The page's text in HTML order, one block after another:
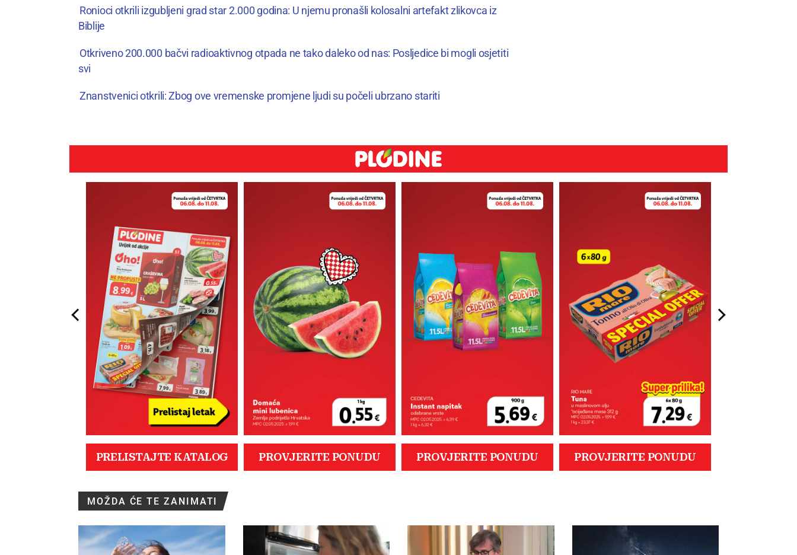
Ronioci otkrili izgubljeni grad star 2.000 godina: U njemu pronašli kolosalni artefakt zlikovca iz
Biblije
Otkriveno 200.000 bačvi radioaktivnog otpada ne tako daleko od nas: Posljedice bi mogli osjetiti
svi
Znanstvenici otkrili: Zbog ove vremenske promjene ljudi su počeli ubrzano stariti
MOŽDA ĆE TE ZANIMATI